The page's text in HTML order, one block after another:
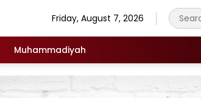
Friday, August 7, 2026
Muhammadiyah